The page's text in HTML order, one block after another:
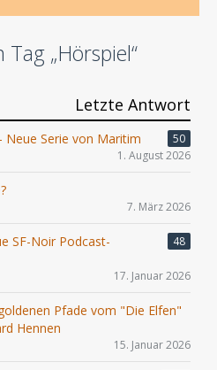
„Hörspiel“
Letzte Antwort
Neue Serie von Maritim
50
1. August 2026
7. März 2026
SF-Noir Podcast-
48
17. Januar 2026
Pfade vom "Die Elfen"
Hennen
15. Januar 2026